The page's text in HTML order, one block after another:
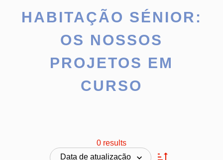
HABITAÇÃO SÉNIOR:
OS NOSSOS
PROJETOS EM
CURSO
0 results
Data de atualização